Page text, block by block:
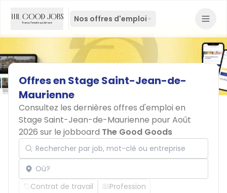
Nos offres d'emploi
Offresen StageSaint-Jean-de-
Maurienne
Consultez les dernières offres d'emploi en
Stage Saint-Jean-de-Maurienne pour Août
2026 sur le jobboard The Good Goods
Rechercher par job, mot-clé ou entreprise
Localisation
Contrat de travail Profession